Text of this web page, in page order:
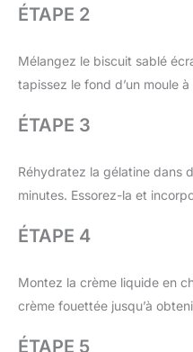
ÉTAPE 2
Mélangez le biscuit sablé
tapissez le fond d’un moule
ÉTAPE 3
Réhydratez la gélatine dans
minutes. Essorez-la et
ÉTAPE 4
Montez la crème liquide en
crème fouettée jusqu’à
ÉTAPE 5